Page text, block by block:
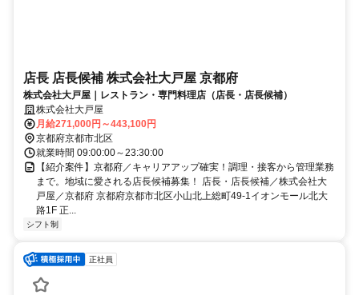
店長 店長候補 株式会社大戸屋 京都府
株式会社大戸屋｜レストラン・専門料理店（店長・店長候補）
株式会社大戸屋
月給271,000円～443,100円
京都府京都市北区
就業時間 09:00:00～23:30:00
【紹介案件】京都府／キャリアアップ確実！調理・接客から管理業務
まで。地域に愛される店長候補募集！ 店長・店長候補／株式会社大
戸屋／京都府 京都府京都市北区小山北上総町49-1イオンモール北大
路1F 正...
シフト制
正社員